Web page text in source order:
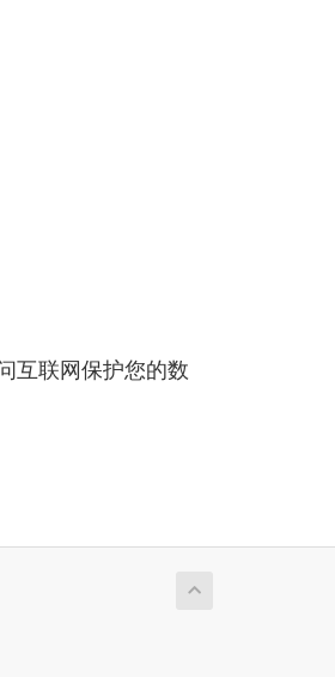
互联网保护您的数